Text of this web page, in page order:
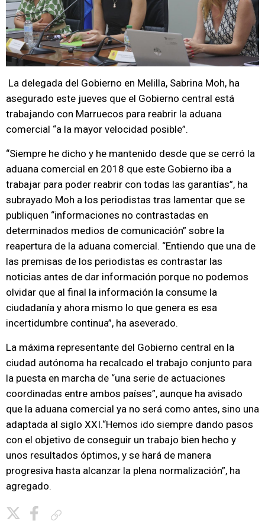
La delegada del Gobierno en Melilla, Sabrina Moh, ha
asegurado este jueves que el Gobierno central está
trabajando con Marruecos para reabrir la aduana
comercial “a la mayor velocidad posible”.
“Siempre he dicho y he mantenido desde que se cerró la
aduana comercial en 2018 que este Gobierno iba a
trabajar para poder reabrir con todas las garantías”, ha
subrayado Moh a los periodistas tras lamentar que se
publiquen “informaciones no contrastadas en
determinados medios de comunicación” sobre la
reapertura de la aduana comercial. “Entiendo que una de
las premisas de los periodistas es contrastar las
noticias antes de dar información porque no podemos
olvidar que al final la información la consume la
ciudadanía y ahora mismo lo que genera es esa
incertidumbre continua”, ha aseverado.
La máxima representante del Gobierno central en la
ciudad autónoma ha recalcado el trabajo conjunto para
la puesta en marcha de “una serie de actuaciones
coordinadas entre ambos países”, aunque ha avisado
que la aduana comercial ya no será como antes, sino una
adaptada al siglo XXI.“Hemos ido siempre dando pasos
con el objetivo de conseguir un trabajo bien hecho y
unos resultados óptimos, y se hará de manera
progresiva hasta alcanzar la plena normalización”, ha
agregado.